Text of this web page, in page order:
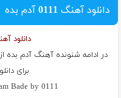
دانلود آهنگ 0111 آدم بده
دانلود آهنگ 0111
در ادامه شنونده آهنگ آدم بده از
برای
Bade by 0111